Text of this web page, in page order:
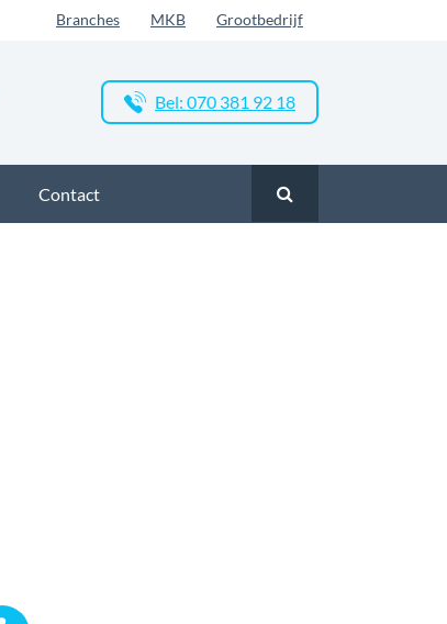
Branches MKB Grootbedrijf
Bel: 070 381 92 18
Contact